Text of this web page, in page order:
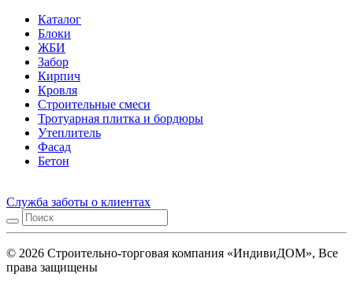
Каталог
Блоки
ЖБИ
Забор
Кирпич
Кровля
Строительные смеси
Тротуарная плитка и бордюры
Утеплитель
Фасад
Бетон
Служба заботы о клиентах
© 2026 Строительно-торговая компания «ИндивиДОМ», Все
права защищены